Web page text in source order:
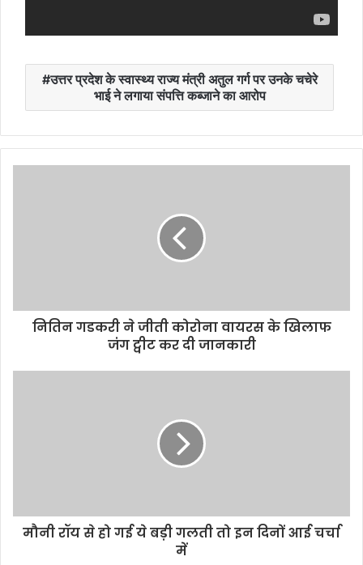
उत्तर प्रदेश के स्वास्थ्य राज्य मंत्री अतुल गर्ग पर उनके चचेरे
भाई ने लगाया संपत्ति कब्जाने का आरोप
नितिन गडकरी ने जीती कोरोना वायरस के खिलाफ
जंग ट्वीट कर दी जानकारी
मौनी रॉय से हो गई ये बड़ी गलती तो इन दिनों आई चर्चा
में